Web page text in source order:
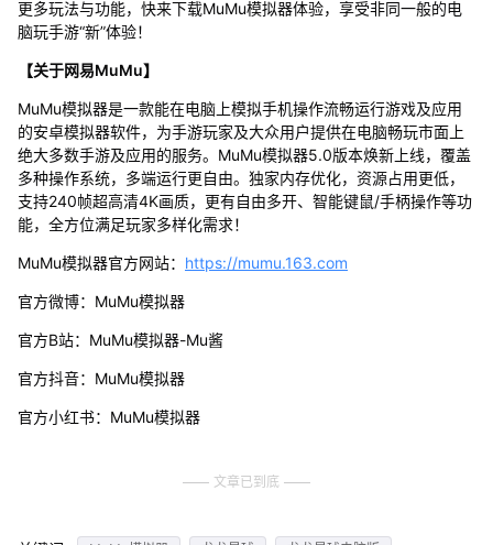
更多玩法与功能，快来下载MuMu模拟器体验，享受非同一般的电
脑玩手游“新”体验！
【关于网易MuMu】
MuMu模拟器是一款能在电脑上模拟手机操作流畅运行游戏及应用
的安卓模拟器软件，为手游玩家及大众用户提供在电脑畅玩市面上
绝大多数手游及应用的服务。MuMu模拟器5.0版本焕新上线，覆盖
多种操作系统，多端运行更自由。独家内存优化，资源占用更低，
支持240帧超高清4K画质，更有自由多开、智能键鼠/手柄操作等功
能，全方位满足玩家多样化需求！
MuMu模拟器官方网站： https://mumu.163.com
官方微博：MuMu模拟器
官方B站：MuMu模拟器-Mu酱
官方抖音：MuMu模拟器
官方小红书：MuMu模拟器
文章已到底